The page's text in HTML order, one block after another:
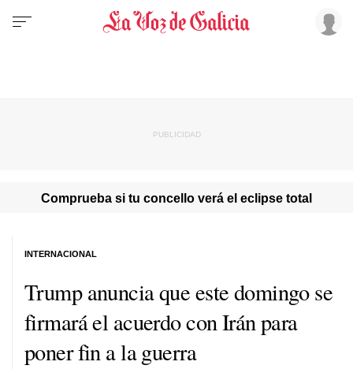
Comprueba si tu concello verá el eclipse total
Trump anuncia que este domingo se
firmará el acuerdo con Irán para
poner fin a la guerra
INTERNACIONAL